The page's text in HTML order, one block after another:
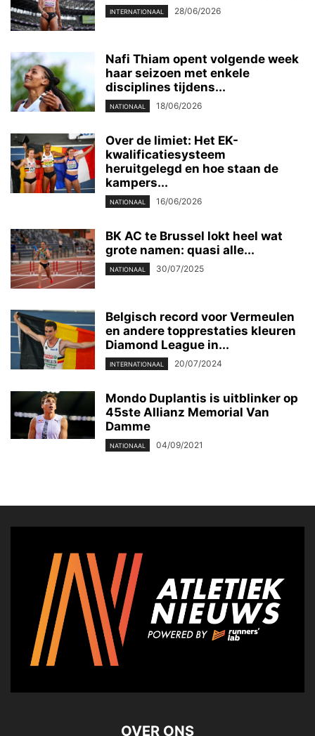
INTERNATIONAAL 28/06/2026
Nafi Thiam opent volgende week
haar seizoen met enkele
disciplines tijdens...
NATIONAAL 18/06/2026
Over de limiet: Het EK-
kwalificatiesysteem
heruitgelegd en hoe staan de
kampers...
NATIONAAL 16/06/2026
BK AC te Brussel lokt heel wat
grote namen: quasi alle...
NATIONAAL 30/07/2025
Belgisch record voor Vermeulen
en andere topprestaties kleuren
Diamond League in...
INTERNATIONAAL 20/07/2024
Mondo Duplantis is uitblinker op
45ste Allianz Memorial Van
Damme
NATIONAAL 04/09/2021
OVER ONS